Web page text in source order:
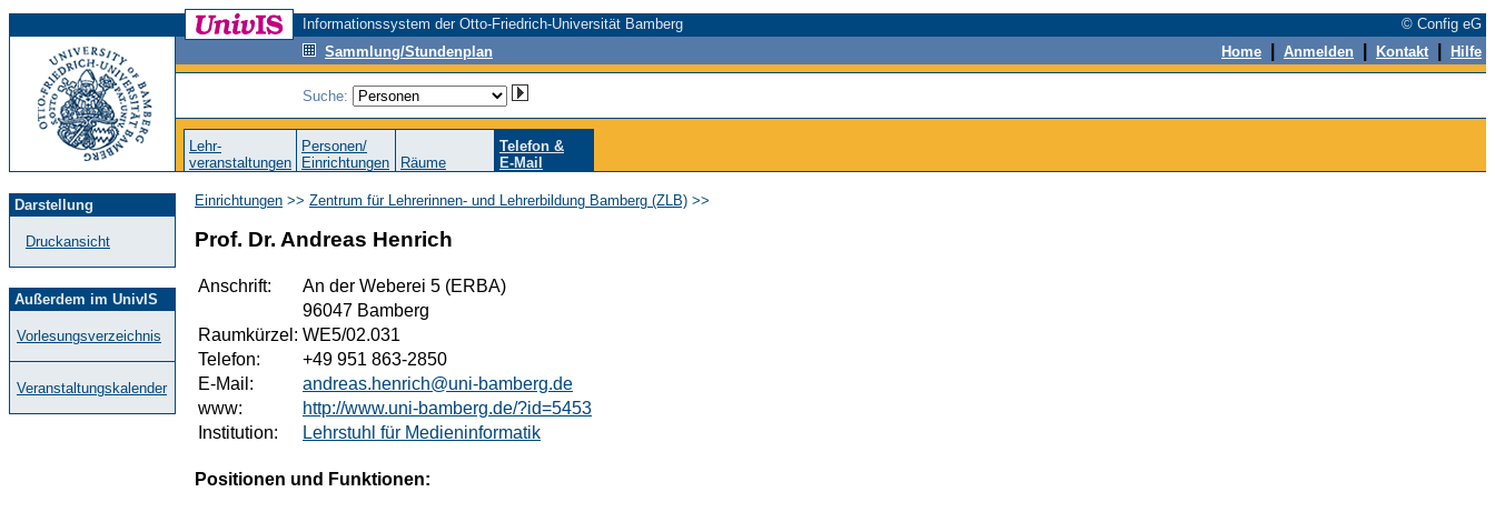
Informationssystem der Otto-Friedrich-Universität Bamberg
© Config eG
Sammlung/Stundenplan
Home Anmelden Kontakt Hilfe
Suche:
Lehr-
veranstaltungen
Personen/
Einrichtungen
Räume
Telefon &
E-Mail
Darstellung
Druckansicht
Außerdem im UnivIS
Vorlesungsverzeichnis
Veranstaltungskalender
Einrichtungen >> Zentrum für Lehrerinnen- und Lehrerbildung Bamberg (ZLB) >>
Prof. Dr. Andreas Henrich
Anschrift:
An der Weberei 5 (ERBA)
96047 Bamberg
Raumkürzel: WE5/02.031
Telefon:
+49 951 863-2850
E-Mail:
andreas.henrich@uni-bamberg.de
www:
http://www.uni-bamberg.de/?id=5453
Institution:
Lehrstuhl für Medieninformatik
Positionen und Funktionen: